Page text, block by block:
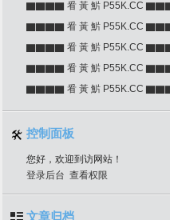
控制面板
您好，欢迎到访网站！
登录后台 查看权限
文章归档